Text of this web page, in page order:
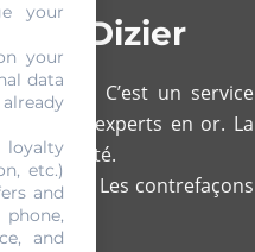
Dizier
Cash. C’est un service
des experts en or. La
objectivité.
détail. Les contrefaçons
your
your
data
loyalty
etc.)
and
and